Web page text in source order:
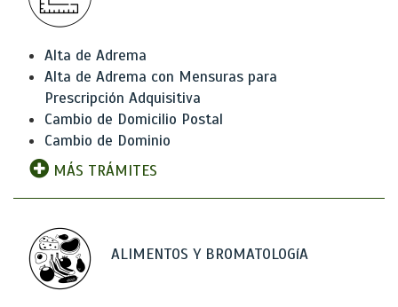
Alta de Adrema
Alta de Adrema con Mensuras para
Prescripción Adquisitiva
Cambio de Domicilio Postal
Cambio de Dominio
MÁS TRÁMITES
ALIMENTOS Y BROMATOLOGíA